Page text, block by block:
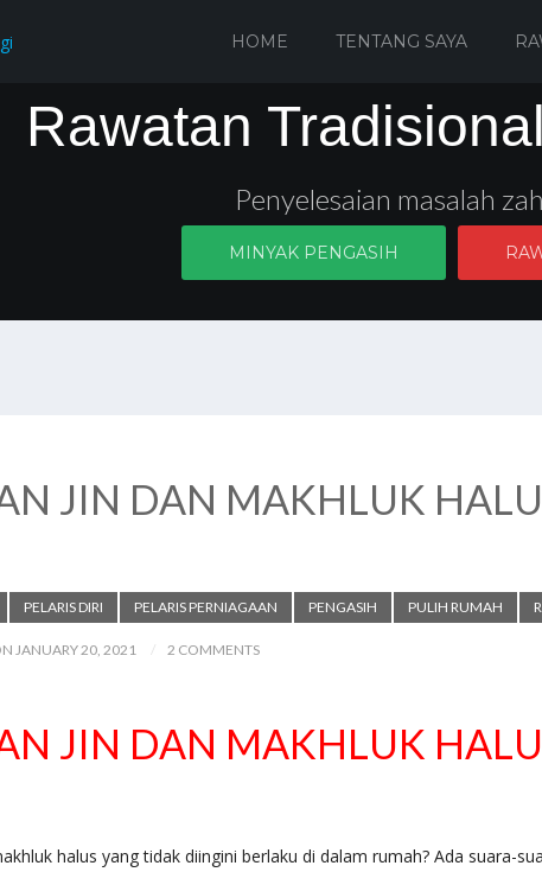
HOME TENTANG SAYA
Rawatan
Penyelesaian masalah
MINYAK PENGASIH
JIN DAN MAKHLUK
PELARIS DIRI PELARIS PERNIAGAAN PENGASIH PULIH RUMAH
JANUARY 20, 2021 2 COMMENTS
JIN DAN MAKHLUK
halus yang tidak diingini berlaku di dalam rumah? Ada suara-